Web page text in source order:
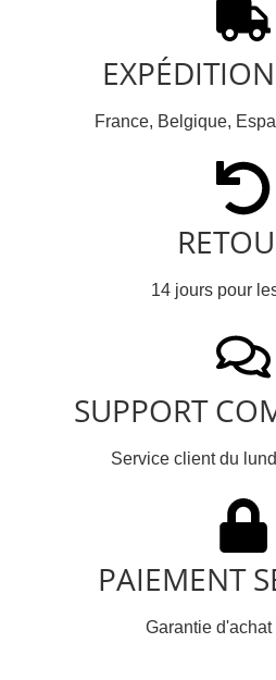
France, Belgique,
14 jours pour
SUPPORT
Service client du
PAIEMENT
Garantie